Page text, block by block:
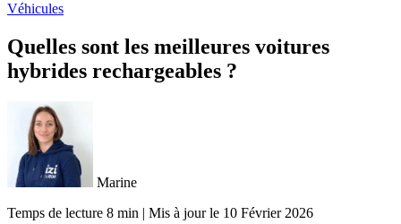
Véhicules
Quelles sont les meilleures voitures
hybrides rechargeables ?
Marine
Temps de lecture 8 min | Mis à jour le 10 Février 2026